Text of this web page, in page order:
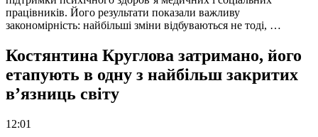
працівників. Його результати показали важливу
закономірність: найбільші зміни відбуваються не тоді, …
Костянтина Круглова затримано, його
етапують в одну з найбільш закритих
в’язниць світу
12:01